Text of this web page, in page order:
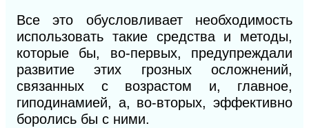
Все это обусловливает необходимость
использовать такие средства и методы,
которые бы, во-первых, предупреждали
развитие этих грозных осложнений,
связанных с возрастом и, главное,
гиподинамией, а, во-вторых, эффективно
боролись бы с ними.